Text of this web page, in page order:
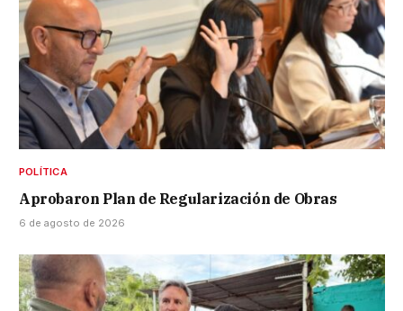
POLÍTICA
Aprobaron Plan de Regularización de Obras
6 de agosto de 2026